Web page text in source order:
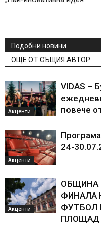
Подобни новини
ОЩЕ ОТ СЪЩИЯ АВТОР
Акценти
VIDAS –
повече
Акценти
24-
Акценти
ОБЩИНА
ФИНАЛА
ФУТБОЛ
ПЛОЩАД